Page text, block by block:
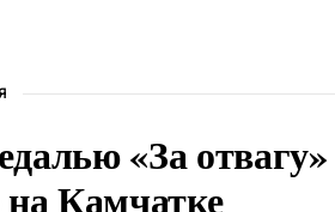
«За
Камчатке